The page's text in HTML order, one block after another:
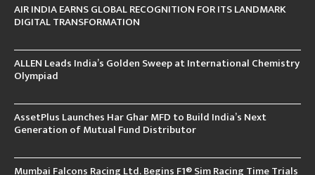
AIR INDIA EARNS GLOBAL RECOGNITION FOR ITS LANDMARK
DIGITAL TRANSFORMATION
ALLEN Leads India’s Golden Sweep at International Chemistry
Olympiad
AssetPlus Launches Har Ghar MFD to Build India’s Next
Generation of Mutual Fund Distributor
Mumbai Falcons Racing Ltd. Begins F1® Sim Racing Time Trials